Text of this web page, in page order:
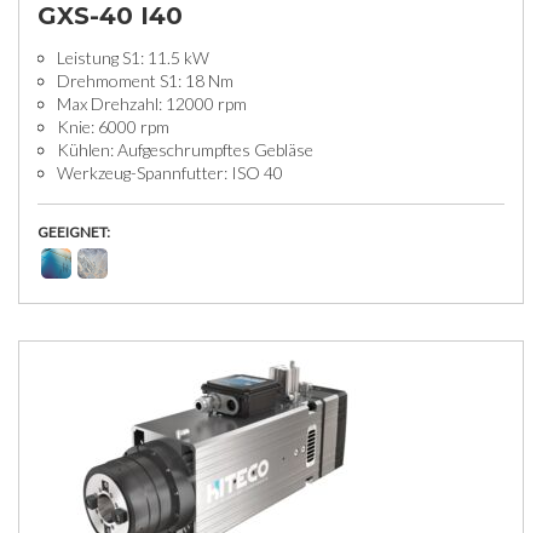
GXS-40 I40
Leistung S1: 11.5 kW
Drehmoment S1: 18 Nm
Max Drehzahl: 12000 rpm
Knie: 6000 rpm
Kühlen: Aufgeschrumpftes Gebläse
Werkzeug-Spannfutter: ISO 40
GEEIGNET: